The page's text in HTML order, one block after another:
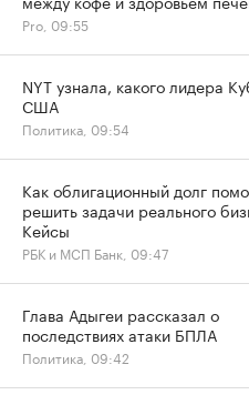
Pro, 09:55
NYT узнала, какого лидера
США
Политика, 09:54
Как облигационный долг
решить задачи реального
Кейсы
РБК и МСП Банк, 09:47
Глава Адыгеи рассказал о
последствиях атаки БПЛА
Политика, 09:42